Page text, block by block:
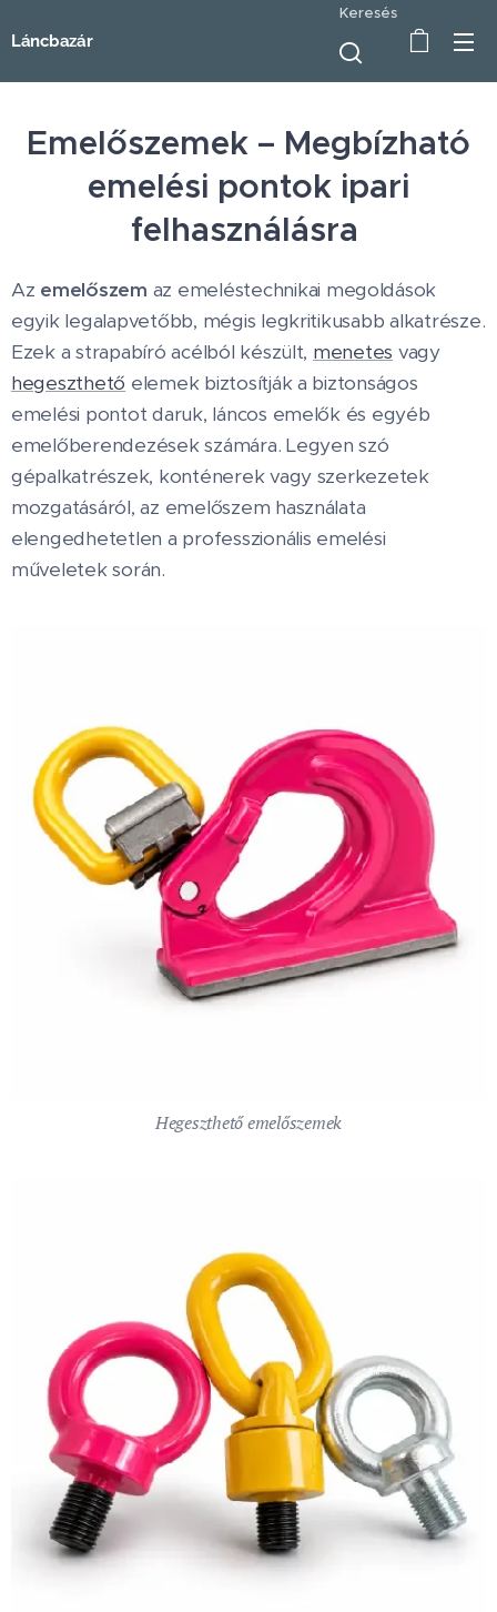
Láncbazár
Keresés
Emelőszemek – Megbízható
emelési pontok ipari
felhasználásra
Az emelőszem az emeléstechnikai megoldások
egyik legalapvetőbb, mégis legkritikusabb alkatrésze.
Ezek a strapabíró acélból készült, menetes vagy
hegeszthető elemek biztosítják a biztonságos
emelési pontot daruk, láncos emelők és egyéb
emelőberendezések számára. Legyen szó
gépalkatrészek, konténerek vagy szerkezetek
mozgatásáról, az emelőszem használata
elengedhetetlen a professzionális emelési
műveletek során.
Hegeszthető emelőszemek